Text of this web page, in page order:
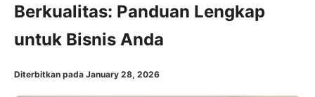
Berkualitas: Panduan Lengkap
untuk Bisnis Anda
Diterbitkan pada January 28, 2026